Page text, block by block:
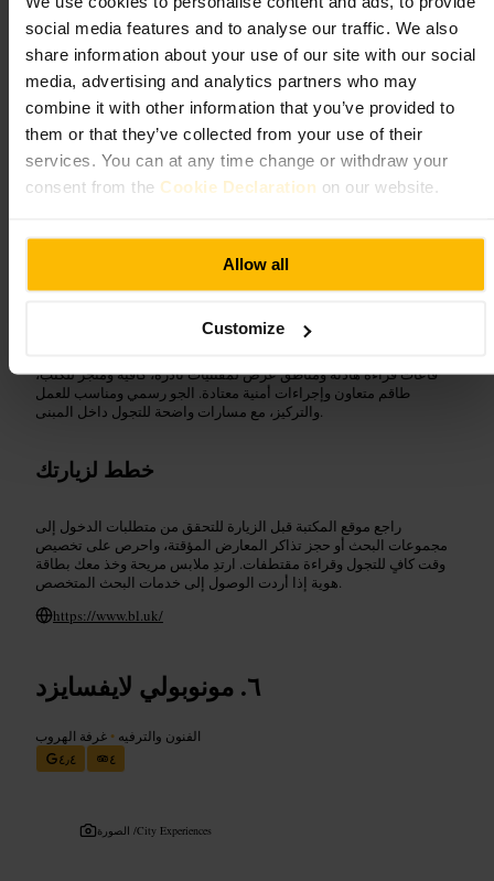
social media features and to analyse our traffic. We also
share information about your use of our site with our social
media, advertising and analytics partners who may
combine it with other information that you’ve provided to
them or that they’ve collected from your use of their
services. You can at any time change or withdraw your
consent from the Cookie Declaration on our website.
Allow all
Customize
الصورة /
“مصدر معرفة وهدوء للباحثين وزائري الثقافة”
بحث #كتب_قديمة
قاعات قراءة هادئة ومناطق عرض لمقتنيات نادرة، كافيه ومتجر للكتب،
طاقم متعاون وإجراءات أمنية معتادة. الجو رسمي ومناسب للعمل
والتركيز، مع مسارات واضحة للتجول داخل المبنى.
خطط لزيارتك
راجع موقع المكتبة قبل الزيارة للتحقق من متطلبات الدخول إلى
مجموعات البحث أو حجز تذاكر المعارض المؤقتة، واحرص على تخصيص
وقت كافٍ للتجول وقراءة مقتطفات. ارتدِ ملابس مريحة وخذ معك بطاقة
هوية إذا أردت الوصول إلى خدمات البحث المتخصص.
https://www.bl.uk/
مونوبولي لايفسايزد
الفنون والترفيه • غرفة الهروب
٤٫٤
٤
الصورة /City Experiences